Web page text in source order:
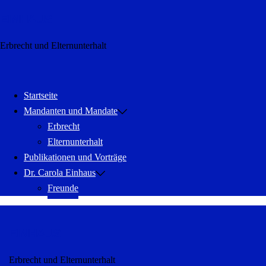
Erbrecht und Elternunterhalt
Startseite
Mandanten und Mandate
Erbrecht
Elternunterhalt
Publikationen und Vorträge
Dr. Carola Einhaus
Freunde
Erbrecht und Elternunterhalt